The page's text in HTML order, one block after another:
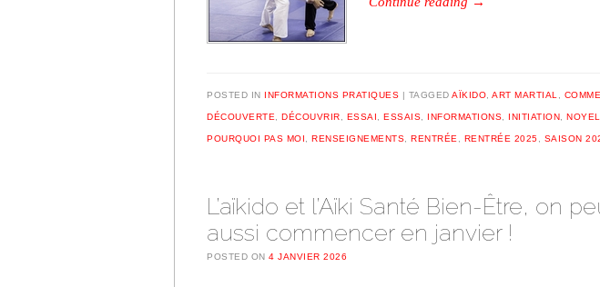
POSTED IN INFORMATIONS PRATIQUES TAGGED AÏKIDO ART MARTIAL
DÉCOUVERTE DÉCOUVRIR ESSAI ESSAIS INFORMATIONS INITIATION
POURQUOI PAS MOI RENSEIGNEMENTS RENTRÉE RENTRÉE 2025 SAISON
L’aïkido et l’Aïki Santé Bien-Être, on
aussi commencer en janvier !
POSTED ON 4 JANVIER 2026